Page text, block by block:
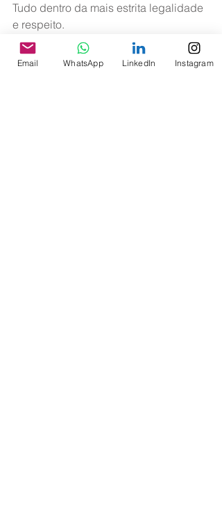
Tudo dentro da mais estrita legalidade
e respeito.
>> Safety
>> Legislação
Email WhatsApp LinkedIn Instagram